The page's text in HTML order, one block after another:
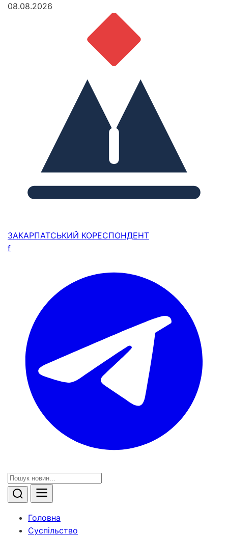
08.08.2026
ЗАКАРПАТСЬКИЙ КОРЕСПОНДЕНТ
f
Головна
Суспільство